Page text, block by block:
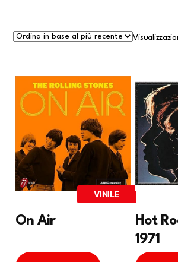
VINILE
On Air
Hot
1971